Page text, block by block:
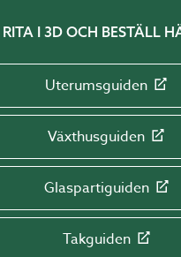
RITA I 3D OCH BESTÄLL
Uterumsguiden
Växthusguiden
Glaspartiguiden
Takguiden